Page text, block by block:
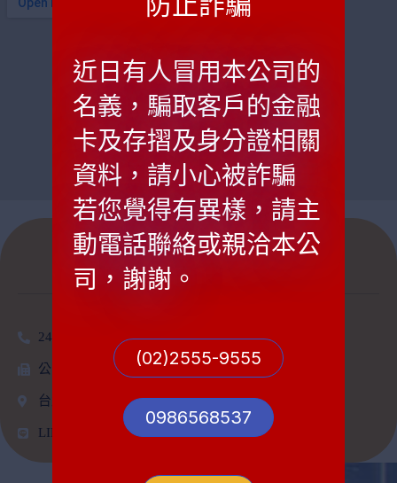
泉寶不動產
24h專線：0986568537
公司電話：02-2555-9555
台北市大同區承德路一段32號12樓之8
LINE帳號：jen0621
近日有人冒用本公司的
名義，騙取客戶的金融
卡及存摺及身分證相關
資料，請小心被詐騙
若您覺得有異樣，請主
動電話聯絡或親洽本公
司，謝謝。
(02)2555-9555
0986568537